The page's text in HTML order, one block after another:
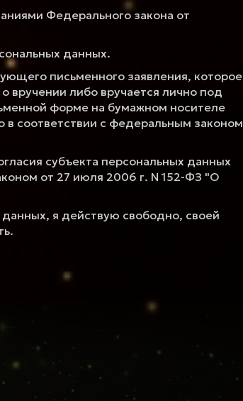
Федерального закона от
данных.
письменного заявления, которое
вручении либо вручается лично под
форме на бумажном носителе
в соответствии с федеральным законом
субъекта персональных данных
от 27 июля 2006 г. N 152-ФЗ "О
я действую свободно, своей